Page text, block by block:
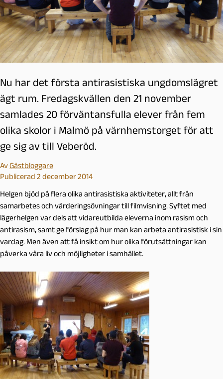
Nu har det första antirasistiska ungdomslägret
ägt rum. Fredagskvällen den 21 november
samlades 20 förväntansfulla elever från fem
olika skolor i Malmö på värnhemstorget för att
ge sig av till Veberöd.
AvGästbloggare
Publicerad 2 december 2014
Helgen bjöd på flera olika antirasistiska aktiviteter, allt från
samarbetes och värderingsövningar till filmvisning. Syftet med
lägerhelgen var dels att vidareutbilda eleverna inom rasism och
antirasism, samt ge förslag på hur man kan arbeta antirasistisk i sin
vardag. Men även att få insikt om hur olika förutsättningar kan
påverka våra liv och möjligheter i samhället.